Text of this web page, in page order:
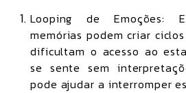
Looping de Emoções:
memórias podem criar
dificultam o acesso ao
se sente sem
pode ajudar a interromper